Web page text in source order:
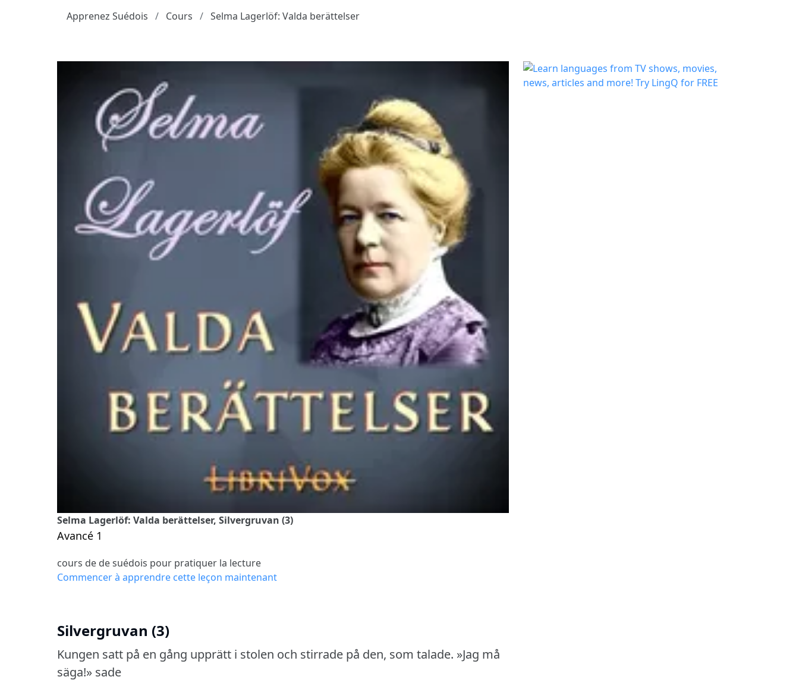
Apprenez Suédois
Cours Selma Lagerlöf: Valda berättelser
Selma Lagerlöf: Valda berättelser, Silvergruvan (3)
Avancé 1
cours de de suédois pour pratiquer la lecture
Commencer à apprendre cette leçon maintenant
Silvergruvan (3)
Kungen satt på en gång upprätt i stolen och stirrade på den, som talade. »Jag må
säga!» sade